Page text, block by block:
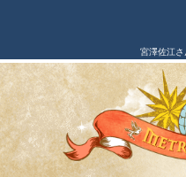
宮澤佐江